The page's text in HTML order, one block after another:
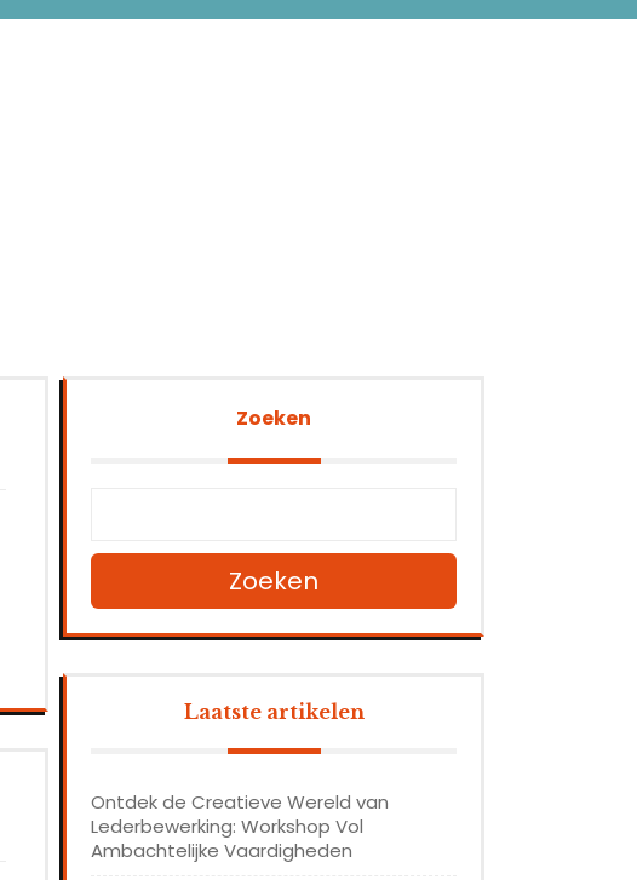
Zoeken
Zoeken
Laatste artikelen
Ontdek de Creatieve Wereld van
Lederbewerking: Workshop Vol
Ambachtelijke Vaardigheden